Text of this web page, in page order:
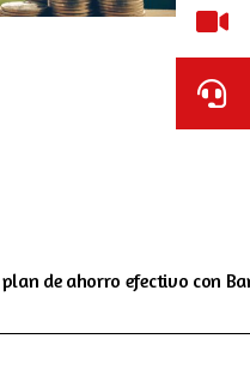
de ahorro efectivo con